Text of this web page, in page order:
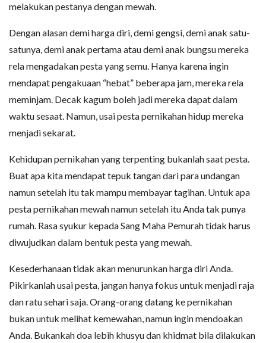
melakukan pestanya dengan mewah.
Dengan alasan demi harga diri, demi gengsi, demi anak satu-
satunya, demi anak pertama atau demi anak bungsu mereka
rela mengadakan pesta yang semu. Hanya karena ingin
mendapat pengakuaan “hebat” beberapa jam, mereka rela
meminjam. Decak kagum boleh jadi mereka dapat dalam
waktu sesaat. Namun, usai pesta pernikahan hidup mereka
menjadi sekarat.
Kehidupan pernikahan yang terpenting bukanlah saat pesta.
Buat apa kita mendapat tepuk tangan dari para undangan
namun setelah itu tak mampu membayar tagihan. Untuk apa
pesta pernikahan mewah namun setelah itu Anda tak punya
rumah. Rasa syukur kepada Sang Maha Pemurah tidak harus
diwujudkan dalam bentuk pesta yang mewah.
Kesederhanaan tidak akan menurunkan harga diri Anda.
Pikirkanlah usai pesta, jangan hanya fokus untuk menjadi raja
dan ratu sehari saja. Orang-orang datang ke pernikahan
bukan untuk melihat kemewahan, namun ingin mendoakan
Anda. Bukankah doa lebih khusyu dan khidmat bila dilakukan